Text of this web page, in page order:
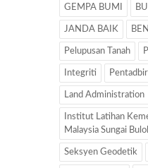
GEMPA BUMI
JANDA BAIK
Pelupusan Tanah
Integriti
Land Administration
Institut Latihan
Malaysia Sungai
Seksyen Geodetik